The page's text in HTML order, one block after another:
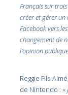
Français sur
créer et gérer un
Facebook vers
changement de
l’opinion
Reggie Fils-
de Nintendo : «